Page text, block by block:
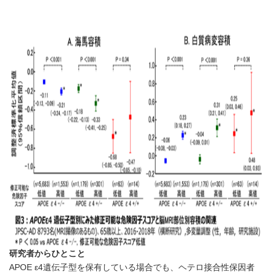
研究者からひとこと
APOE ε4遺伝子型を保有している場合でも、ヘテロ接合性保因者